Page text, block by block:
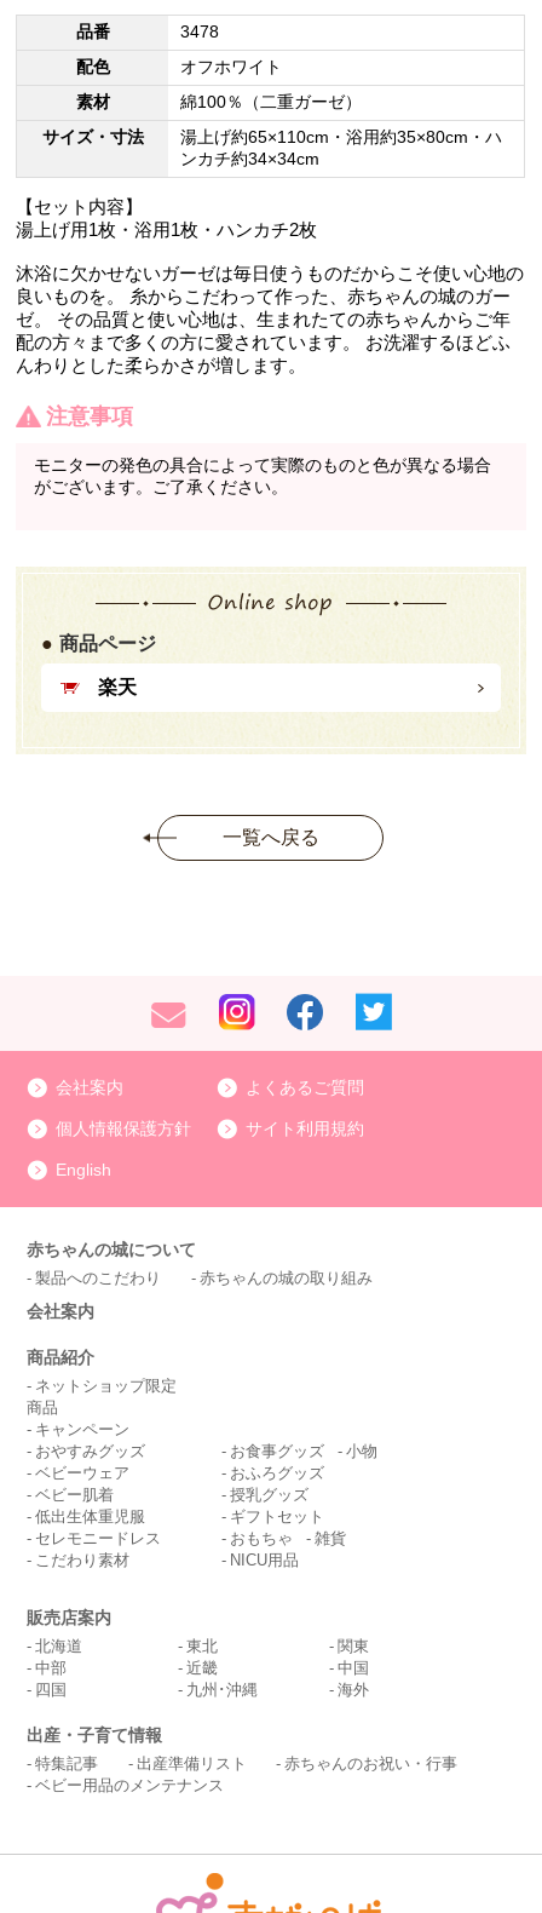
品番
3478
配色
オフホワイト
素材
綿100％（二重ガーゼ）
サイズ・寸法
湯上げ約65×110cm・浴用約35×80cm・ハ
ンカチ約34×34cm
【セット内容】
湯上げ用1枚・浴用1枚・ハンカチ2枚
沐浴に欠かせないガーゼは毎日使うものだからこそ使い心地の
良いものを。 糸からこだわって作った、赤ちゃんの城のガー
ゼ。 その品質と使い心地は、生まれたての赤ちゃんからご年
配の方々まで多くの方に愛されています。 お洗濯するほどふ
んわりとした柔らかさが増します。
注意事項
モニターの発色の具合によって実際のものと色が異なる場合
がございます。ご了承ください。
商品ページ
楽天
一覧へ戻る
会社案内 よくあるご質問
個人情報保護方針 サイト利用規約
English
赤ちゃんの城について
製品へのこだわり 赤ちゃんの城の取り組み
会社案内
商品紹介
ネットショップ限定
商品
キャンペーン
おやすみグッズ
ベビーウェア
ベビー肌着
低出生体重児服
セレモニードレス
こだわり素材
お食事グッズ
小物
おふろグッズ
授乳グッズ
ギフトセット
おもちゃ
雑貨
NICU用品
販売店案内
北海道 東北
関東
中部
近畿
中国
四国
九州･沖縄 海外
出産・子育て情報
特集記事 出産準備リスト
赤ちゃんのお祝い・行事
ベビー用品のメンテナンス